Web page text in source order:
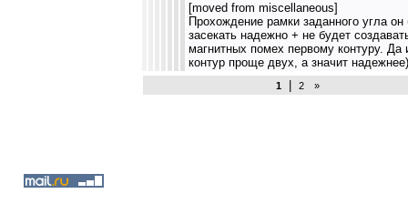
[moved from miscellaneous]
Прохождение рамки заданного угла он
засекать надежно + не будет
магнитных помех первому контуру. Да
контур проще двух, а значит надежнее)
1 2 »